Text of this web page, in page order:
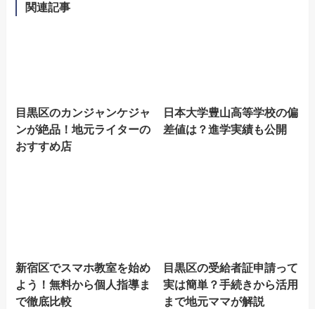
関連記事
目黒区のカンジャンケジャ
ンが絶品！地元ライターの
おすすめ店
日本大学豊山高等学校の偏
差値は？進学実績も公開
新宿区でスマホ教室を始め
よう！無料から個人指導ま
で徹底比較
目黒区の受給者証申請って
実は簡単？手続きから活用
まで地元ママが解説